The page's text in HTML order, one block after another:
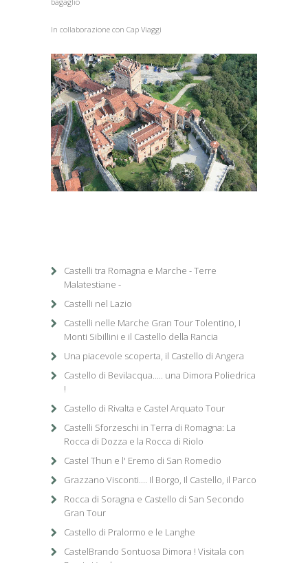
In collaborazione con Cap Viaggi
1/1
Castelli tra Romagna e Marche - Terre
Malatestiane -
Castelli nel Lazio
Castelli nelle Marche Gran Tour Tolentino, I
Monti Sibillini e il Castello della Rancia
Una piacevole scoperta, il Castello di Angera
Castello di Bevilacqua..... una Dimora Poliedrica
!
Castello di Rivalta e Castel Arquato Tour
Castelli Sforzeschi in Terra di Romagna: La
Rocca di Dozza e la Rocca di Riolo
Castel Thun e l' Eremo di San Romedio
Grazzano Visconti.... Il Borgo, Il Castello, il Parco
Rocca di Soragna e Castello di San Secondo
Gran Tour
Castello di Pralormo e le Langhe
CastelBrando Sontuosa Dimora ! Visitala con